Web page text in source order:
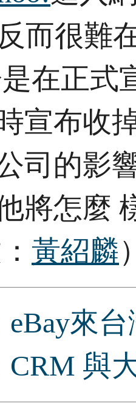
而很難
在正式
宣布收
司的影
將怎麼
黃紹麟
eBay來
CRM 與